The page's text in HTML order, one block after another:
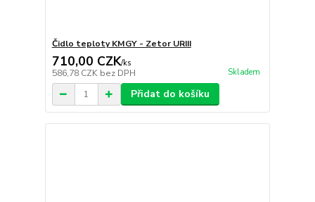
Čidlo teploty KMGY - Zetor URIII
710,00 CZK/ks
586,78 CZK bez DPH Skladem
Přidat do košíku